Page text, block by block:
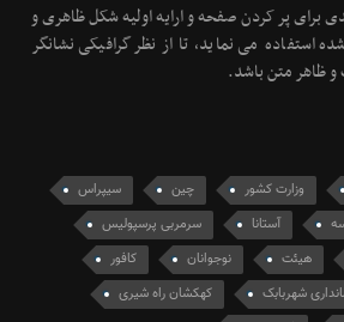
برای پر کردن صفحه و ارایه اولیه شکل ظاهری و
استفاده می نماید، تا از نظر گرافیکی نشانگر
و ظاهر متن باشد.
وزارت كشور چین
سیپراس
آستانا
سرمربی پرسپولیس
هیئت نوجوانان
کافور
شهربابک
کهکشان راه شیری